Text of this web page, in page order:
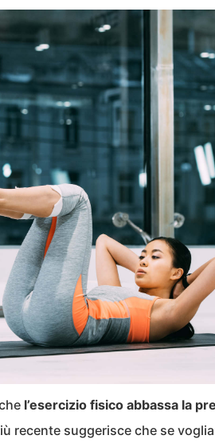
l’esercizio fisico abbassa la
recente suggerisce che se